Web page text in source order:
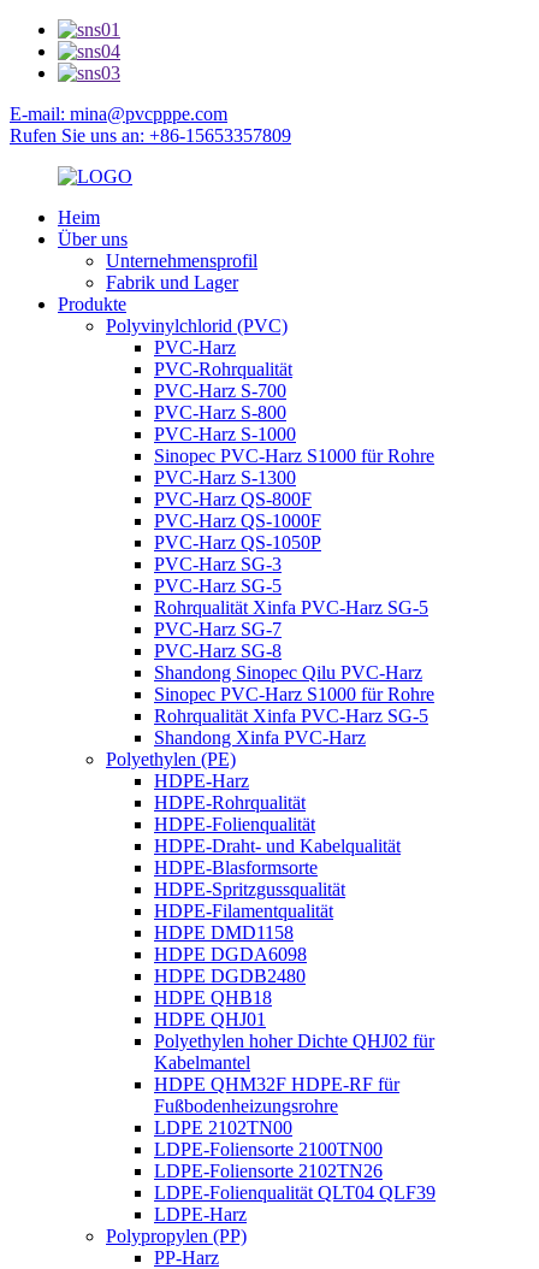
E-mail: mina@pvcpppe.com
Rufen Sie uns an: +86-15653357809
Heim
Über uns
Unternehmensprofil
Fabrik und Lager
Produkte
Polyvinylchlorid (PVC)
PVC-Harz
PVC-Rohrqualität
PVC-Harz S-700
PVC-Harz S-800
PVC-Harz S-1000
Sinopec PVC-Harz S1000 für Rohre
PVC-Harz S-1300
PVC-Harz QS-800F
PVC-Harz QS-1000F
PVC-Harz QS-1050P
PVC-Harz SG-3
PVC-Harz SG-5
Rohrqualität Xinfa PVC-Harz SG-5
PVC-Harz SG-7
PVC-Harz SG-8
Shandong Sinopec Qilu PVC-Harz
Sinopec PVC-Harz S1000 für Rohre
Rohrqualität Xinfa PVC-Harz SG-5
Shandong Xinfa PVC-Harz
Polyethylen (PE)
HDPE-Harz
HDPE-Rohrqualität
HDPE-Folienqualität
HDPE-Draht- und Kabelqualität
HDPE-Blasformsorte
HDPE-Spritzgussqualität
HDPE-Filamentqualität
HDPE DMD1158
HDPE DGDA6098
HDPE DGDB2480
HDPE QHB18
HDPE QHJ01
Polyethylen hoher Dichte QHJ02 für
Kabelmantel
HDPE QHM32F HDPE-RF für
Fußbodenheizungsrohre
LDPE 2102TN00
LDPE-Foliensorte 2100TN00
LDPE-Foliensorte 2102TN26
LDPE-Folienqualität QLT04 QLF39
LDPE-Harz
Polypropylen (PP)
PP-Harz